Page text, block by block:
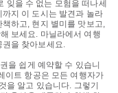
잊을 수 없는 모험을 떠나세
지 이 도시는 발견과 놀라
하고, 현지 별미를 맛보고,
보세요. 마닐라에서 여행
권을 찾아보세요.
을 쉽게 예약할 수 있습니
이트 항공은 모든 여행자가
을 알고 있습니다. 그렇기